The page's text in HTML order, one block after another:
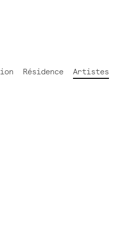
Résidence Artistes